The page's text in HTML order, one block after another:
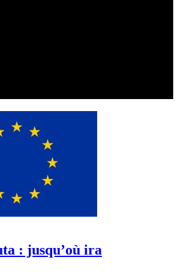
: jusqu’où ira